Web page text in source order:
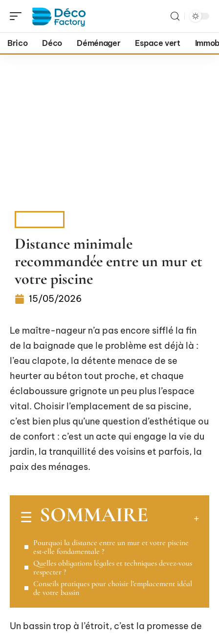
Brico Déco Déménager Espace vert
Distance minimale
recommandée entre un mur et
votre piscine
15/05/2026
Le maître-nageur n’a pas encore sifflé la fin
de la baignade que le problème est déjà là :
l’eau clapote, la détente menace de se
heurter au béton tout proche, et chaque
éclaboussure grignote un peu plus l’espace
vital. Choisir l’emplacement de sa piscine,
c’est bien plus qu’une question d’esthétique ou
de confort : c’est un acte qui engage la vie du
jardin, la tranquillité des voisins et parfois, la
paix des ménages.
SOMMAIRE
Pourquoi la distance entre un mur et votre piscine
est-elle fondamentale ?
Quelles obligations légales et techniques devez-vous
respecter ?
Conseils pratiques pour choisir l’emplacement idéal
de votre bassin
Un bassin trop à l’étroit, c’est la promesse de